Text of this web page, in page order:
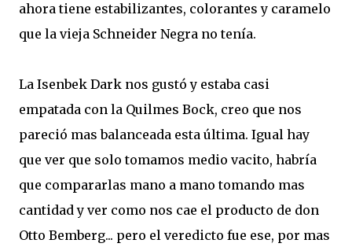
ahora tiene estabilizantes, colorantes y caramelo
que la vieja Schneider Negra no tenía.
La Isenbek Dark nos gustó y estaba casi
empatada con la Quilmes Bock, creo que nos
pareció mas balanceada esta última. Igual hay
que ver que solo tomamos medio vacito, habría
que compararlas mano a mano tomando mas
cantidad y ver como nos cae el producto de don
Otto Bemberg... pero el veredicto fue ese, por mas